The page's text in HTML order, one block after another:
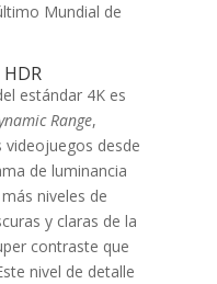
Mundial de
estándar 4K es
Range,
desde
de luminancia
niveles de
y claras de la
contraste que
nivel de detalle